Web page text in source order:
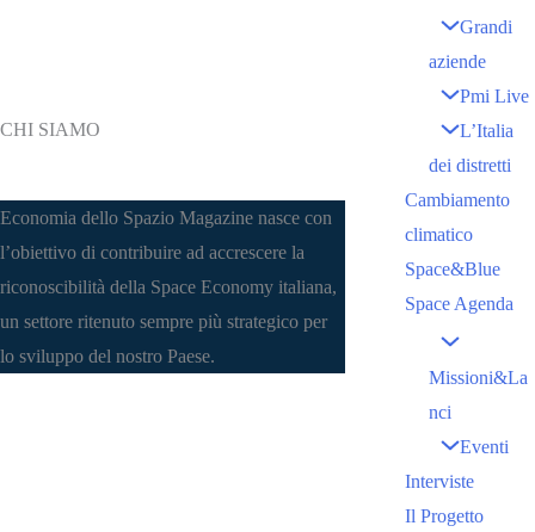
CHI SIAMO
Economia dello Spazio Magazine nasce con
l’obiettivo di contribuire ad accrescere la
riconoscibilità della Space Economy italiana,
un settore ritenuto sempre più strategico per
lo sviluppo del nostro Paese.
Grandi
aziende
Pmi Live
L’Italia
dei distretti
Cambiamento
climatico
Space&Blue
Space Agenda
Missioni&La
nci
Eventi
Interviste
Il Progetto